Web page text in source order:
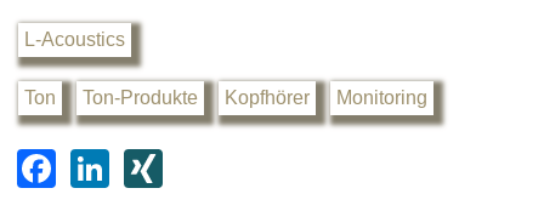
L-Acoustics
Ton Ton-Produkte Kopfhörer Monitoring
F
Li